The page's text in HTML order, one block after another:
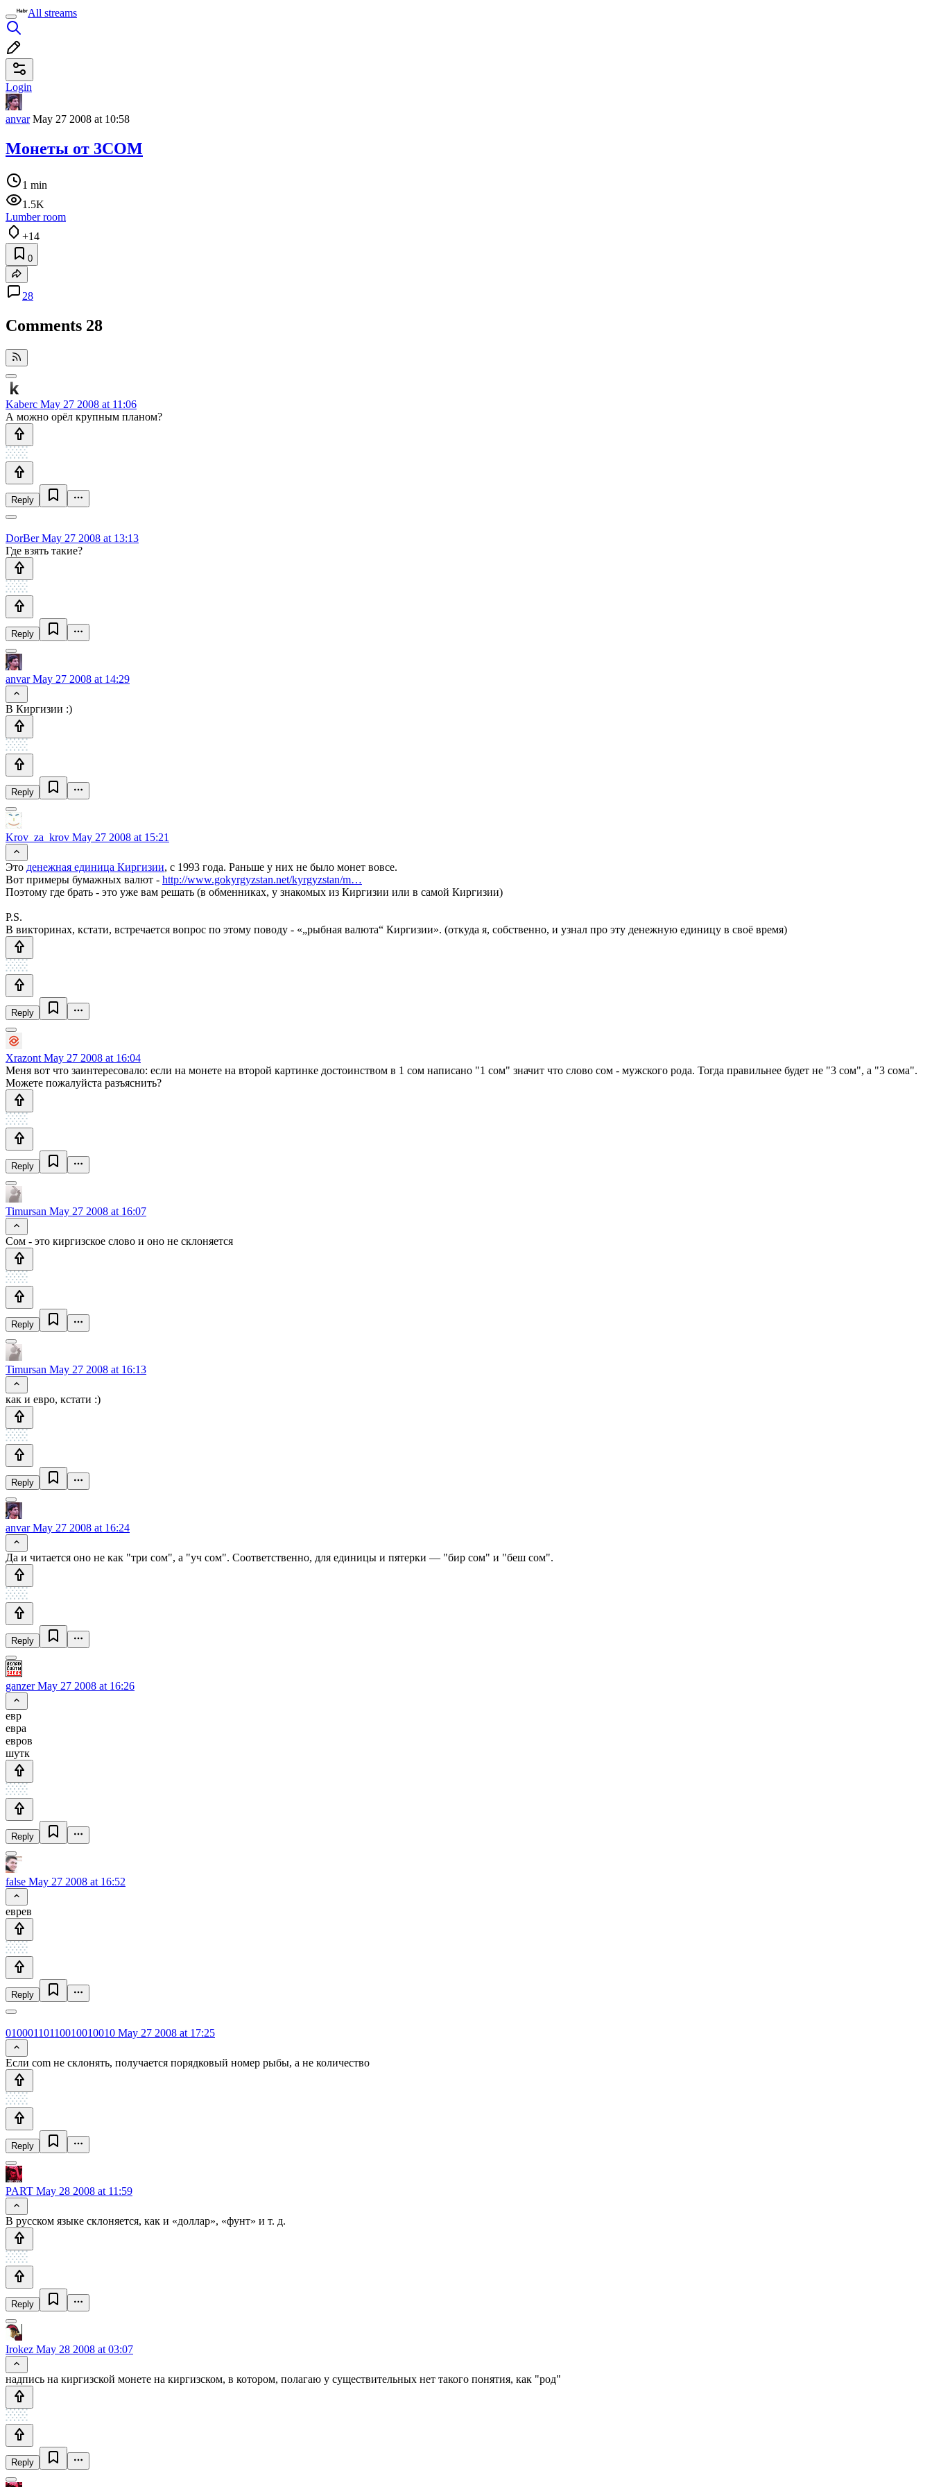
All streams
Login
anvarMay 27 2008 at 10:58
Монеты от 3COM
1 min
1.5K
Lumber room
+14
0
28
Comments 28
Kaberc May 27 2008 at 11:06
А можно орёл крупным планом?
Reply
DorBerMay 27 2008 at 13:13
Где взять такие?
Reply
anvarMay 27 2008 at 14:29
В Киргизии :)
Reply
Krov_za_krov May 27 2008 at 15:21
Это денежная единица Киргизии, с 1993 года. Раньше у них не было монет вовсе.
Вот примеры бумажных валют - http://www.gokyrgyzstan.net/kyrgyzstan/m…
Поэтому где брать - это уже вам решать (в обменниках, у знакомых из Киргизии или в самой Киргизии)
P.S.
В викторинах, кстати, встречается вопрос по этому поводу - «„рыбная валюта“ Киргизии». (откуда я, собственно, и узнал про эту денежную единицу в своё время)
Reply
Xrazont May 27 2008 at 16:04
Меня вот что заинтересовало: если на монете на второй картинке достоинством в 1 сом написано "1 сом" значит что слово сом - мужского рода. Тогда правильнее будет не "3 сом", а "3 сома".
Можете пожалуйста разъяснить?
Reply
Timursan May 27 2008 at 16:07
Сом - это киргизское слово и оно не склоняется
Reply
Timursan May 27 2008 at 16:13
как и евро, кстати :)
Reply
anvarMay 27 2008 at 16:24
Да и читается оно не как "три сом", а "уч сом". Соответственно, для единицы и пятерки — "бир сом" и "беш сом".
Reply
ganzerMay 27 2008 at 16:26
евр
евра
евров
шутк
Reply
false May 27 2008 at 16:52
еврев
Reply
01000110110010010010 May 27 2008 at 17:25
Если com не склонять, получается порядковый номер рыбы, а не количество
Reply
PART May 28 2008 at 11:59
В русском языке склоняется, как и «доллар», «фунт» и т. д.
Reply
Irokez May 28 2008 at 03:07
надпись на киргизской монете на киргизском, в котором, полагаю у существительных нет такого понятия, как "род"
Reply